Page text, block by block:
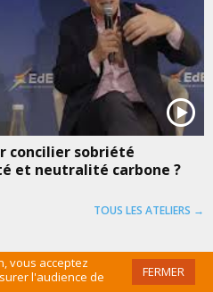
vous acceptez
l'audience de
FERMER
concilier sobriété
et neutralité carbone ?
TOUS LES ATELIERS →
/CGU/PLAN DU SITE /ADMIN